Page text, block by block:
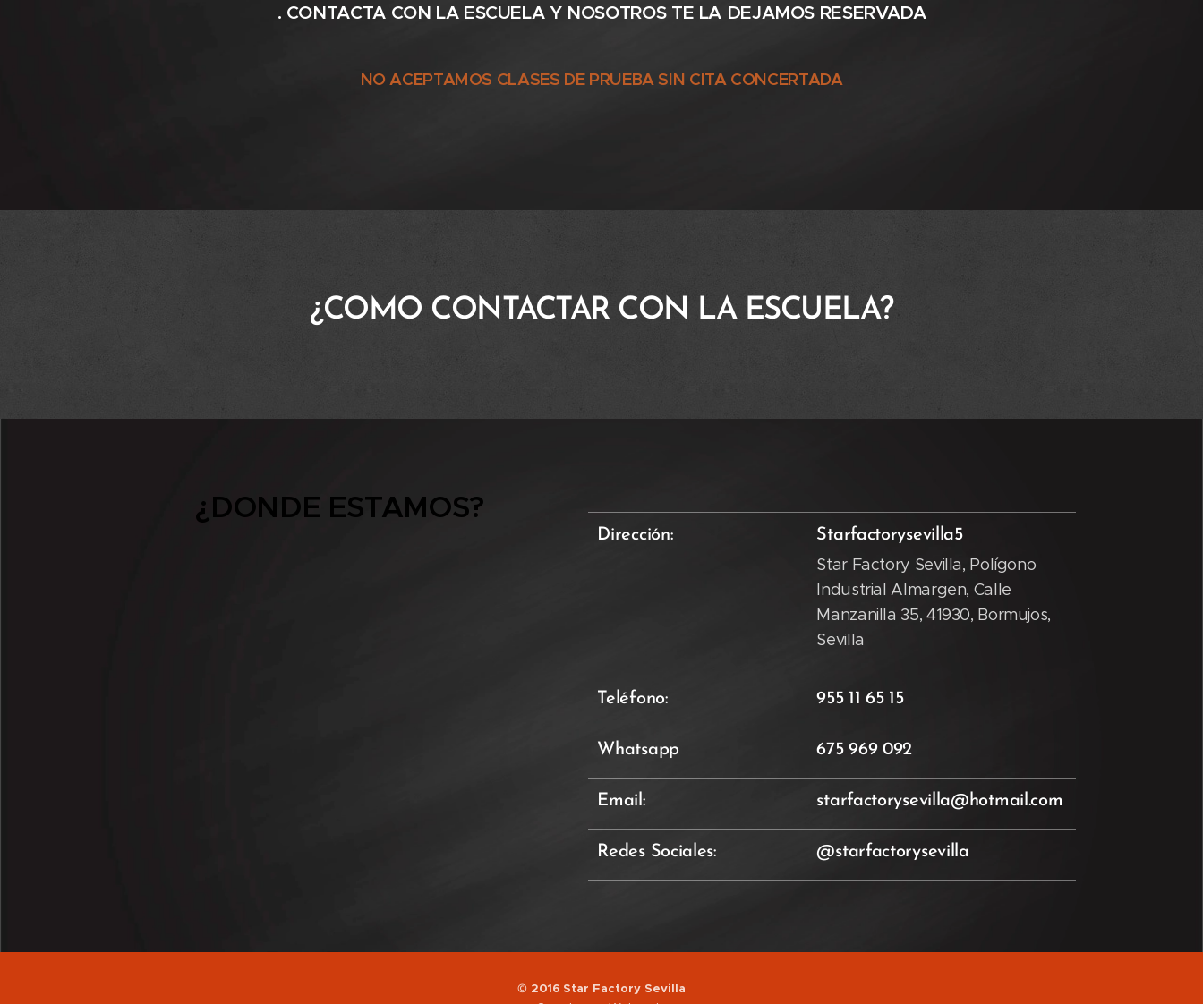
. CONTACTA CON LA ESCUELA Y NOSOTROS TE LA DEJAMOS RESERVADA
NO ACEPTAMOS CLASES DE PRUEBA SIN CITA CONCERTADA
¿COMO CONTACTAR CON LA ESCUELA?
¿DONDE ESTAMOS?
Dirección: Starfactorysevilla5
Star Factory Sevilla, Polígono
Industrial Almargen, Calle
Manzanilla 35, 41930, Bormujos,
Sevilla
Teléfono: 955 11 65 15
Whatsapp 675 969 092
Email: starfactorysevilla@hotmail.com
Redes Sociales: @starfactorysevilla
© 2016 Star Factory Sevilla